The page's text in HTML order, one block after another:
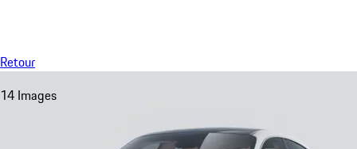
Retour
14 Images